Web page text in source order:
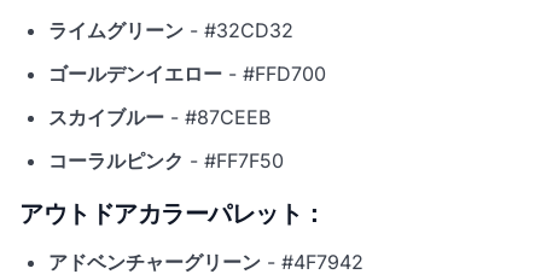
ライムグリーン - #32CD32
ゴールデンイエロー - #FFD700
スカイブルー - #87CEEB
コーラルピンク - #FF7F50
アウトドアカラーパレット：
アドベンチャーグリーン - #4F7942